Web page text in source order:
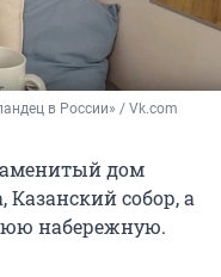
в России» / Vk.com
дом
Казанский собор, а
набережную.